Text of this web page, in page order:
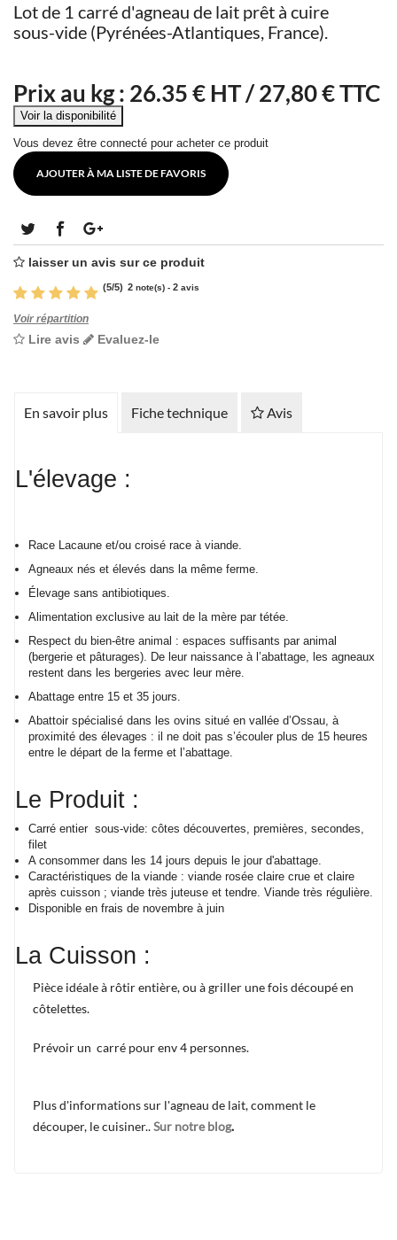
Lot de 1 carré d'agneau de lait prêt à cuire
sous-vide (Pyrénées-Atlantiques, France).
Prix au kg : 26.35€ HT /27,80 € TTC
Vous devez être connecté pour acheter ce produit
AJOUTER À MA LISTE DE FAVORIS
laisser un avis sur ce produit
(5/5) 2 note(s) - 2 avis
Voir répartition
Lire avis Evaluez-le
En savoir plus Fiche technique Avis
L'élevage :
Race Lacaune et/ou croisé race à viande.
Agneaux nés et élevés dans la même ferme.
Élevage sans antibiotiques.
Alimentation exclusive au lait de la mère par tétée.
Respect du bien-être animal : espaces suffisants par animal
(bergerie et pâturages). De leur naissance à l’abattage, les agneaux
restent dans les bergeries avec leur mère.
Abattage entre 15 et 35 jours.
Abattoir spécialisé dans les ovins situé en vallée d’Ossau, à
proximité des élevages : il ne doit pas s’écouler plus de 15 heures
entre le départ de la ferme et l’abattage.
Le Produit :
Carré entier sous-vide: côtes découvertes, premières, secondes,
filet
A consommer dans les 14 jours depuis le jour d'abattage.
Caractéristiques de la viande : viande rosée claire crue et claire
après cuisson ; viande très juteuse et tendre. Viande très régulière.
Disponible en frais de novembre à juin
La Cuisson :
Pièce idéale à rôtir entière, ou à griller une fois découpé en
côtelettes.
Prévoir un carré pour env 4 personnes.
Plus d'informations sur l'agneau de lait, comment le
découper, le cuisiner..Sur notre blog.